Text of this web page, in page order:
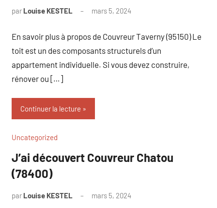
par Louise KESTEL mars 5, 2024
En savoir plus à propos de Couvreur Taverny (95150) Le
toit est un des composants structurels d’un
appartement individuelle. Si vous devez construire,
rénover ou […]
Continuer la lecture
Uncategorized
J’ai découvert Couvreur Chatou
(78400)
par Louise KESTEL mars 5, 2024